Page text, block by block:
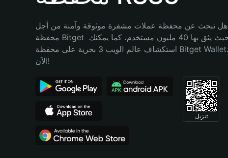
Bahasa Indonesia
Português (Brasil)
هل تبحث عن محفظة عملات مشفرة موثوقة وآمنة من أجل RSS3؟ إنّ
محفظة Bitget خيارك الأفضل. حيث يثق بها 40 مليون مستخدم، كما يمكنك
استكشاف عالم الويب 3 بحرية على محفظة Bitget Wallet. ابدأ رحلتك
الآن!
تنزيل